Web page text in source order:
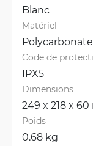
Blanc
Matériel
Polycarbonate
Code de
IPX5
Dimensions
249 x 218 x
Poids
0.68 kg